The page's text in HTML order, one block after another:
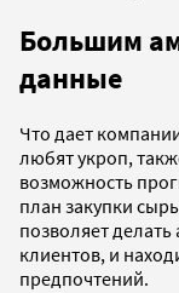
Большим
данные
Что дает
любят укроп,
возможность
план закупки
позволяет
клиентов, и
предпочтений.